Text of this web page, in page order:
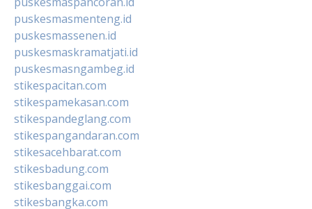
puskesmasmenteng.id
puskesmassenen.id
puskesmaskramatjati.id
puskesmasngambeg.id
stikespacitan.com
stikespamekasan.com
stikespandeglang.com
stikespangandaran.com
stikesacehbarat.com
stikesbadung.com
stikesbanggai.com
stikesbangka.com